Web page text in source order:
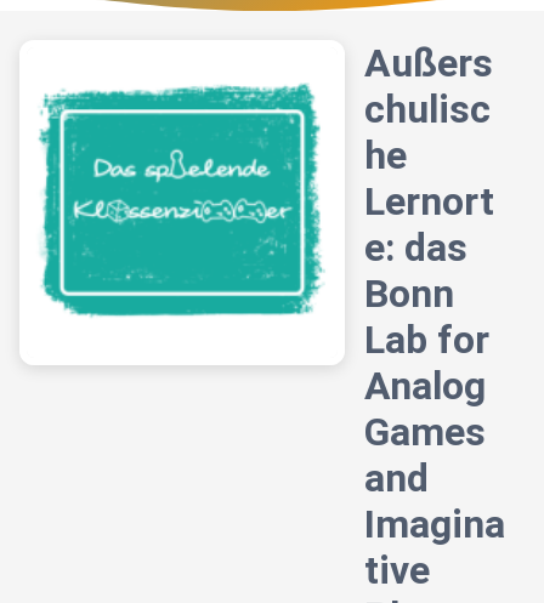
Außers
chulisc
he
Lernort
e: das
Bonn
Lab for
Analog
Games
and
Imagina
tive